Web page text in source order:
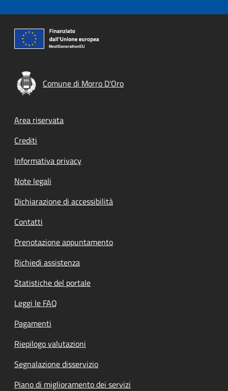
Comune di Morro D'Oro
Footer menu
Area riservata
Crediti
Informativa privacy
Note legali
Dichiarazione di accessibilità
Contatti
Prenotazione appuntamento
Richiedi assistenza
Statistiche del portale
Leggi le FAQ
Pagamenti
Riepilogo valutazioni
Segnalazione disservizio
Piano di miglioramento dei servizi